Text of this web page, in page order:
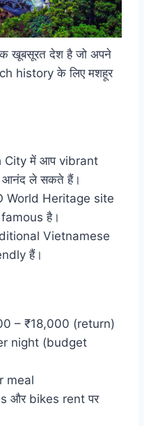
एक खूबसूरत देश है जो अपने
history के लिए मशहूर
City में आप vibrant
आनंद ले सकते हैं।
World Heritage site
famous है।
Vietnamese
हैं।
– ₹18,000 (return)
night (budget
meal
और bikes rent पर